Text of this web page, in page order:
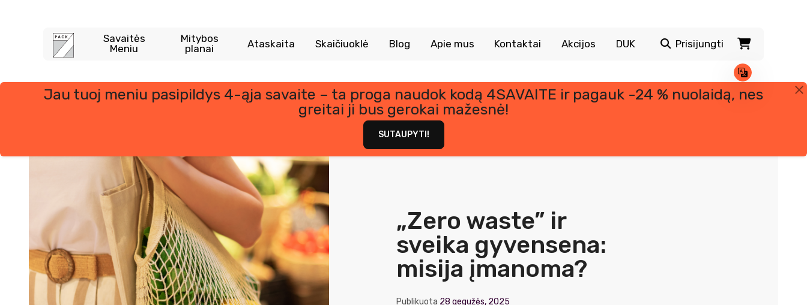
Savaitės
Meniu
Mitybos
planai
Ataskaita Skaičiuoklė Blog Apie mus Kontaktai Akcijos DUK Prisijungti
Jau tuoj meniu pasipildys 4-ąja savaite – ta proga naudok kodą 4SAVAITE ir pagauk -24 % nuolaidą, nes
greitai ji bus gerokai mažesnė!
SUTAUPYTI!
„Zero waste” ir
sveika gyvensena:
misija įmanoma?
Publikuota 28 gegužės, 2025